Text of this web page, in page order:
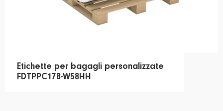
Etichette per bagagli personalizzate
FDTPPC178-W58HH